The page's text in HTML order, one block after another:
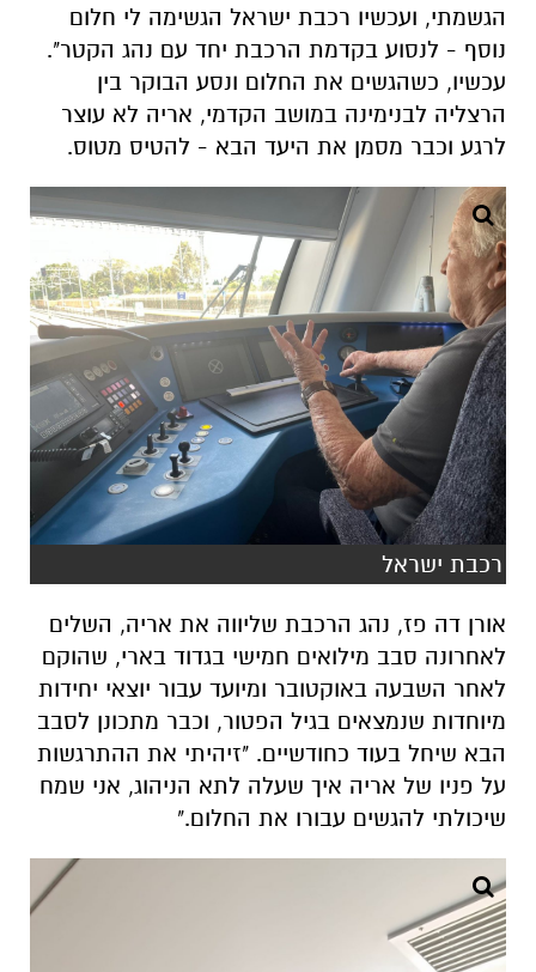
הגשמתי, ועכשיו רכבת ישראל הגשימה לי חלום
נוסף - לנסוע בקדמת הרכבת יחד עם נהג הקטר".
עכשיו, כשהגשים את החלום ונסע הבוקר בין
הרצליה לבנימינה במושב הקדמי, אריה לא עוצר
לרגע וכבר מסמן את היעד הבא - להטיס מטוס.
רכבת ישראל
אורן דה פז, נהג הרכבת שליווה את אריה, השלים
לאחרונה סבב מילואים חמישי בגדוד בארי, שהוקם
לאחר השבעה באוקטובר ומיועד עבור יוצאי יחידות
מיוחדות שנמצאים בגיל הפטור, וכבר מתכונן לסבב
הבא שיחל בעוד כחודשיים. "זיהיתי את ההתרגשות
על פניו של אריה איך שעלה לתא הניהוג, אני שמח
שיכולתי להגשים עבורו את החלום."